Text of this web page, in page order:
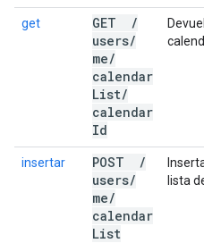
get GET
/
users/
me/
calendar
List/
calendar
Id
insertar POST
/
users/
me/
calendar
List
lista